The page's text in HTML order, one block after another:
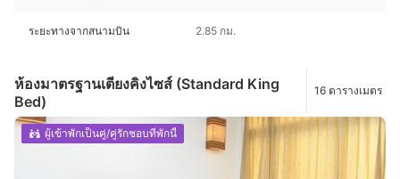
ระยะทางจากสนามบิน 2.85 กม.
ห้องมาตรฐานเตียงคิงไซส์ (Standard King
Bed)
16 ตารางเมตร
ผู้เข้าพักเป็นคู่/คู่รักชอบที่พักนี้